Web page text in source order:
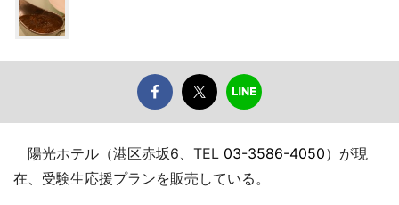
陽光ホテル（港区赤坂6、TEL 03-3586-4050）が現
在、受験生応援プランを販売している。